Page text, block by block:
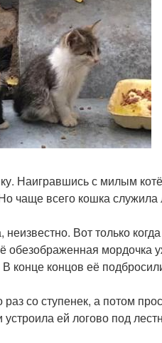
Наигравшись с милым
чаще всего кошка
Вот только
обезображенная мордочка
конце концов её
со ступенек, а потом
ей логово под